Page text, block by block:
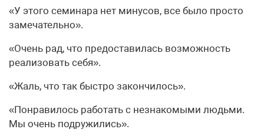
«У этого семинара нет минусов, все было просто
замечательно».
«Очень рад, что предоставилась возможность
реализовать себя».
«Жаль, что так быстро закончилось».
«Понравилось работать с незнакомыми людьми.
Мы очень подружились».